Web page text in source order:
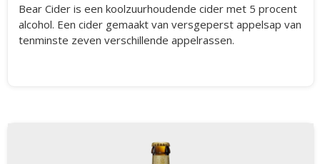
Bear Cider is een koolzuurhoudende cider met 5 procent
alcohol. Een cider gemaakt van versgeperst appelsap van
tenminste zeven verschillende appelrassen.